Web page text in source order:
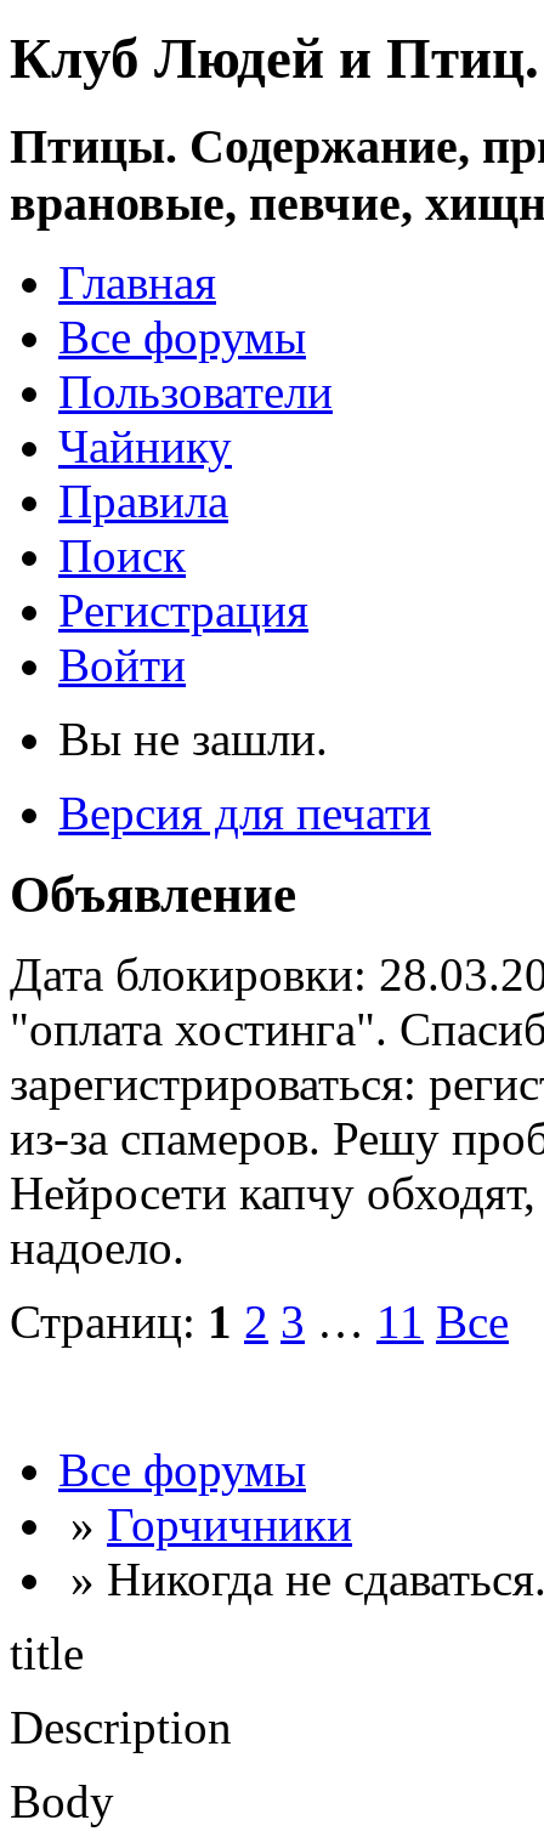
Клуб Людей и
Птицы. Содержание,
врановые, певчие,
Главная
Все форумы
Пользователи
Чайнику
Правила
Поиск
Регистрация
Войти
Вы не зашли.
Версия для печати
Объявление
Дата блокировки:
"оплата хостинга".
зарегистрироваться:
из-за спамеров. Решу
Нейросети капчу
надоело.
Страниц: 1 2 3 … 11 Все
Все форумы
» Горчичники
» Никогда не
title
Description
Body